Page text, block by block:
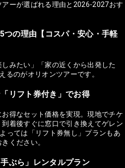
ーが選ばれる理由と2026-2027おす
つの理由【コスパ・安心・手軽
しみたい」「家の近くから出発した
のがオリオンツアーです。
リフト券付き」でお得
得なセット価格を実現。現地でチケ
着後すぐに窓口で引き換えてゲレン
っては「リフト券無し」プランもあ
ください。
ぶら」レンタルプラン